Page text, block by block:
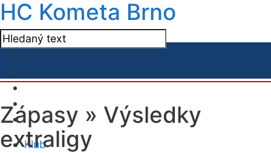
HC Kometa Brno
Klub
Zápasy » Výsledky
extraligy